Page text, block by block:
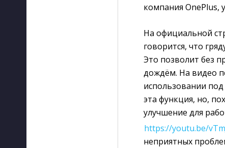
компания OnePlus,
На официальной
говорится, что
Это позволит без
дождём. На видео
использовании
эта функция, но,
улучшение для
https://youtu.be/
неприятных